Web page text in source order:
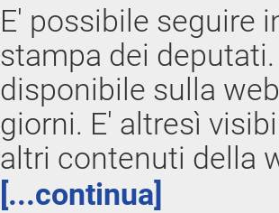
E' possibile seguire
stampa dei
disponibile sulla
giorni. E' altresì
altri contenuti della
[...continua]